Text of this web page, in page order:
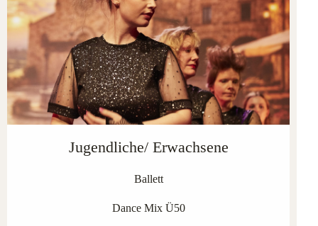
Jugendliche/ Erwachsene
Ballett
Dance Mix Ü50